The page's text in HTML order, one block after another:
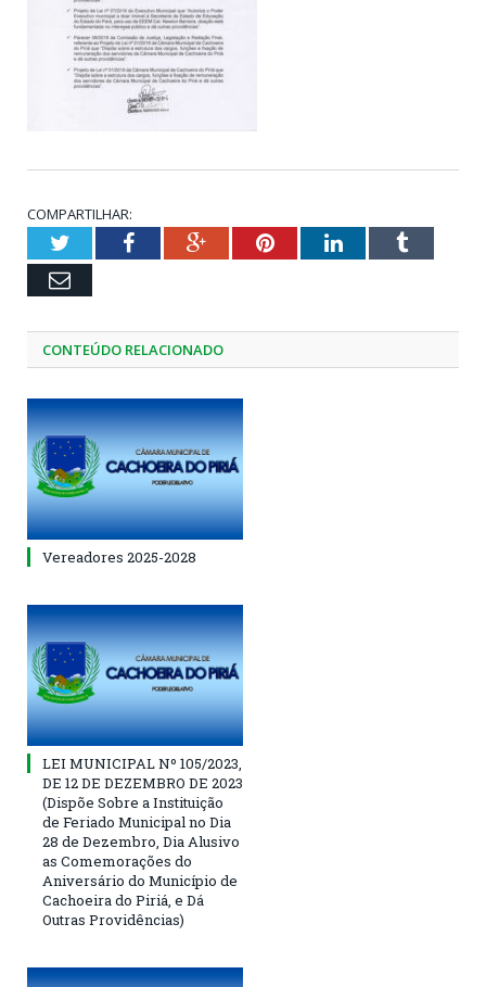
COMPARTILHAR:
TwitterFacebookGoogle+PinterestLinkedInTumblr
Email
CONTEÚDO RELACIONADO
Vereadores 2025-2028
LEI MUNICIPAL Nº 105/2023,
DE 12 DE DEZEMBRO DE 2023
(Dispõe Sobre a Instituição
de Feriado Municipal no Dia
28 de Dezembro, Dia Alusivo
as Comemorações do
Aniversário do Município de
Cachoeira do Piriá, e Dá
Outras Providências)